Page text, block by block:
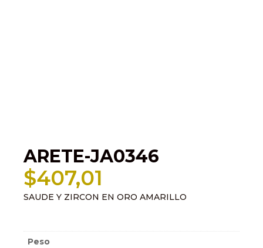
ARETE-JA0346
$407,01
SAUDE Y ZIRCON EN ORO AMARILLO
Peso